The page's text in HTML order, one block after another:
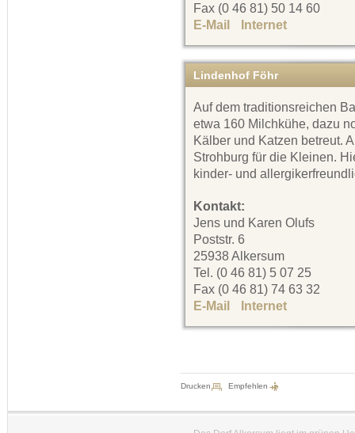
Fax (0 46 81) 50 14 60
E-Mail
Internet
Lindenhof Föhr
Auf dem traditionsreichen
etwa 160 Milchkühe, dazu
Kälber und Katzen betreut.
Strohburg für die Kleinen.
kinder- und
Kontakt:
Jens und Karen Olufs
Poststr. 6
25938 Alkersum
Tel. (0 46 81) 5 07 25
Fax (0 46 81) 74 63 32
E-Mail
Internet
Drucken Empfehlen